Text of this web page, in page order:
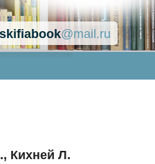
skifiabook@mail.ru
Кихней Л.